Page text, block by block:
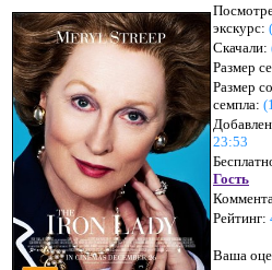
экскурс:
Скачали:
Размер
Размер
семпла: (
23:53
Гость
Рейтинг:
Ваша